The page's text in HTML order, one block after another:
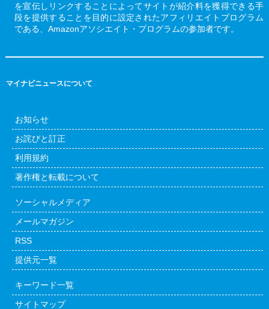
を宣伝しリンクすることによってサイトが紹介料を獲得できる手
段を提供することを目的に設定されたアフィリエイトプログラム
である、Amazonアソシエイト・プログラムの参加者です。
マイナビニュースについて
お知らせ
お詫びと訂正
利用規約
著作権と転載について
ソーシャルメディア
メールマガジン
RSS
提供元一覧
キーワード一覧
サイトマップ